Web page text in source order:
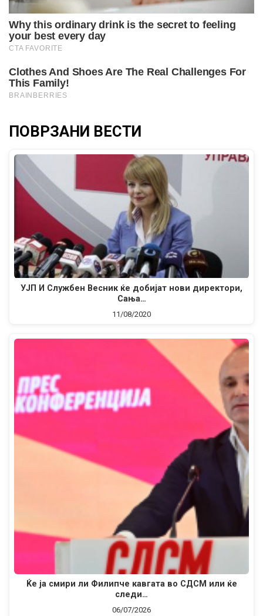
ПОВРЗАНИ ВЕСТИ
УЈП И Службен Весник ќе добијат нови директори,
Сања…
11/08/2020
Ќе ја смири ли Филипче кавгата во СДСМ или ќе
следи…
06/07/2026